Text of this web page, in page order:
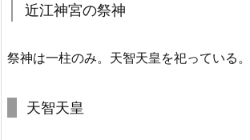
近江神宮の祭神
祭神は一柱のみ。天智天皇を祀っている。
天智天皇